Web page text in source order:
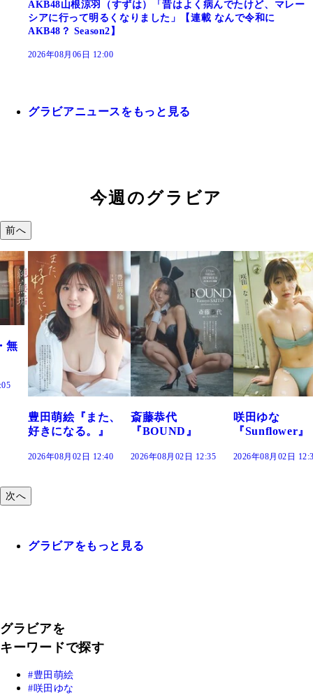
AKB48山根涼羽（すずは）「昔はよく病んでたけど、マレー
シアに行って明るくなりました」【連載 なんで令和に
AKB48？ Season2】
2026年08月06日 12:00
グラビアニュースをもっと見る
今週のグラビア
前へ
斎藤恭代
『BOUND』
2026年08月02日 12:35
咲田ゆな
『Sunflower』
2026年08月02日 12:30
藤水咲桜『花
だまり』
2026年08月02日
次へ
グラビアをもっと見る
グラビアを
キーワードで探す
豊田萌絵
咲田ゆな